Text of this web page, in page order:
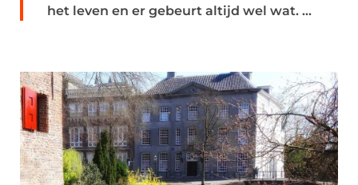
het leven en er gebeurt altijd wel wat. ...